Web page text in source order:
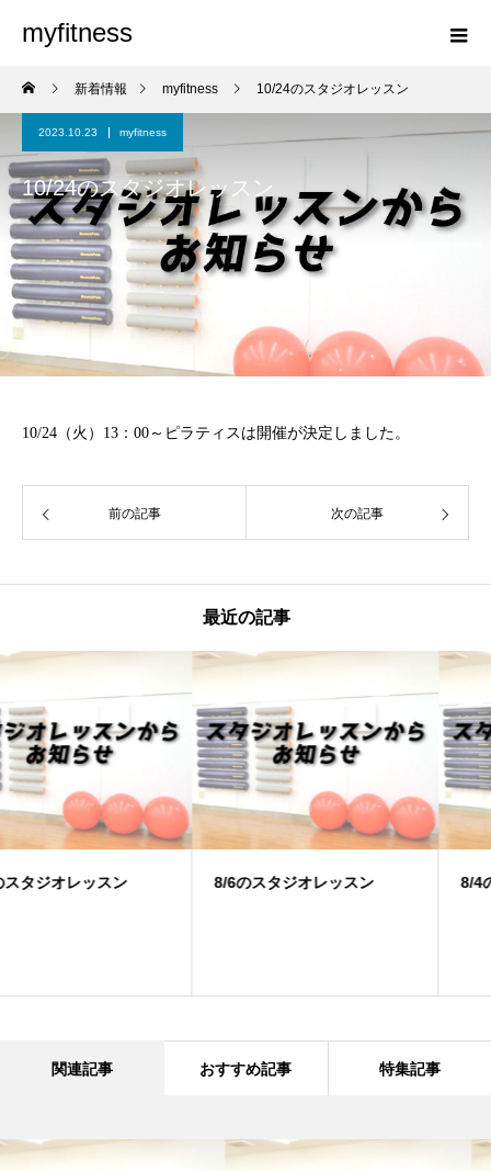
myfitness
新着情報 myfitness 10/24のスタジオレッスン
2023.10.23 myfitness
10/24のスタジオレッスン
10/24（火）13：00～ピラティスは開催が決定しました。
前の記事 次の記事
最近の記事
8/6のスタジオレッスン 8/4のスタジオレッスン
関連記事 おすすめ記事 特集記事